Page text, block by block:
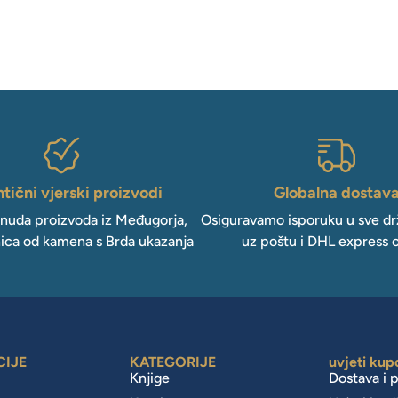
vjerski proizvodi
proizvoda iz Međugorja,
od kamena s Brda ukazanja
Globalna
Osiguravamo isporuku u sve
uz poštu i DHL express
KATEGORIJE
Knjige
uvjeti
Dostava i